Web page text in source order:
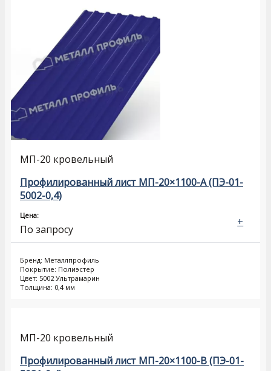
МП-20 кровельный
Профилированный лист МП-20×1100-A (ПЭ-01-
5002-0,4)
Цена:
По запросу
Бренд: Металлпрофиль
Покрытие: Полиэстер
Цвет: 5002 Ультрамарин
Толщина: 0,4 мм
+
МП-20 кровельный
Профилированный лист МП-20×1100-B (ПЭ-01-